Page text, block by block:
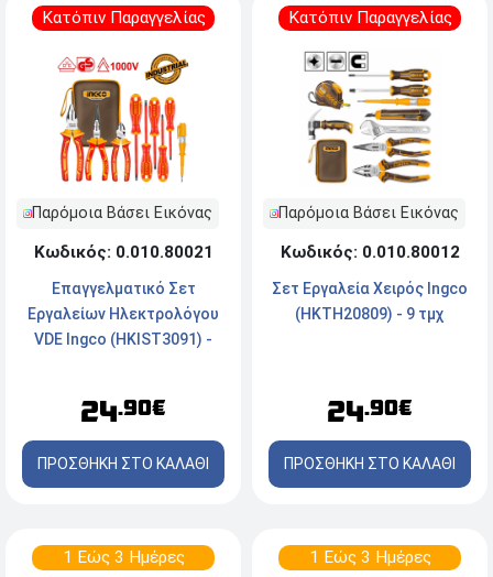
Κατόπιν Παραγγελίας
Παρόμοια Βάσει Εικόνας
Κωδικός: 0.010.80021
Επαγγελματικό Σετ
Εργαλείων Ηλεκτρολόγου
VDE Ingco (HKIST3091) -
24.90€
ΠΡΟΣΘΗΚΗ ΣΤΟ ΚΑΛΑΘΙ
Κατόπιν Παραγγελίας
Παρόμοια Βάσει Εικόνας
Κωδικός: 0.010.80012
Σετ Εργαλεία Χειρός Ingco
(HKTH20809) - 9 τμχ
24.90€
ΠΡΟΣΘΗΚΗ ΣΤΟ ΚΑΛΑΘΙ
1 Εώς 3 Ημέρες 1 Εώς 3 Ημέρες